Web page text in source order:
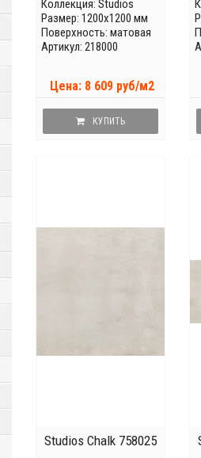
Коллекция: Studios
Размер: 1200x1200 мм
Поверхность: матовая
Артикул: 218000
Цена: 8 609 руб/м2
КУПИТЬ
Studios Chalk 758025